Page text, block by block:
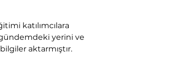
katılımcılara
yerini ve
aktarmıştır.